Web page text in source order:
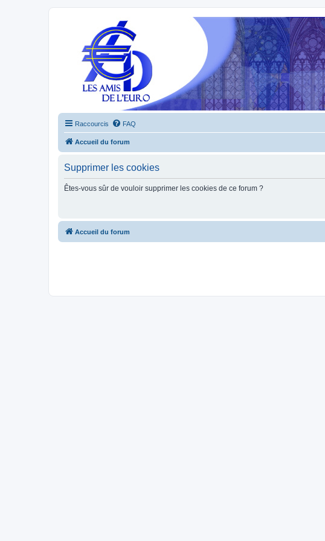
Raccourcis FAQ
Accueil du forum
Supprimer les cookies
Êtes-vous sûr de vouloir supprimer les cookies de ce forum ?
Accueil du forum